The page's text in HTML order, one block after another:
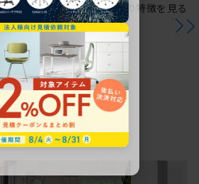
シリーズの特徴を見る
ム